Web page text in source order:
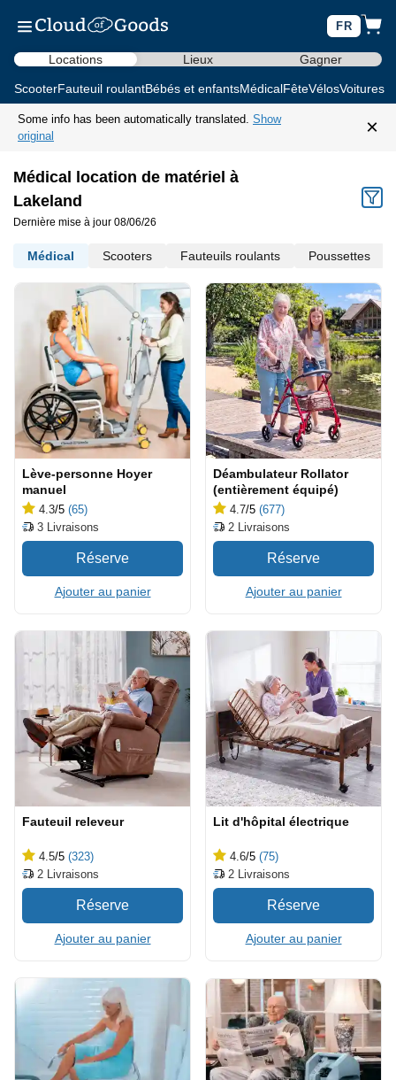
FR
Locations Lieux Gagner
ScooterFauteuil roulantBébés et enfantsMédicalFêteVélosVoitures
Some info has been automatically translated. Show
original
×
Médical location de matériel à
Lakeland
Dernière mise à jour 08/06/26
Médical Scooters Fauteuils roulants Poussettes
Lève-personne Hoyer
manuel
4.3/5 (65)
3 Livraisons
Ajouter au panier
Déambulateur Rollator
(entièrement équipé)
4.7/5 (677)
2 Livraisons
Ajouter au panier
Fauteuil releveur
4.5/5 (323)
2 Livraisons
Ajouter au panier
Lit d'hôpital électrique
4.6/5 (75)
2 Livraisons
Ajouter au panier